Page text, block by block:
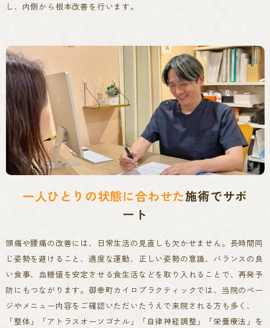
し、内側から根本改善を行います。
一人ひとりの状態に合わせた施術でサポ
ート
頭痛や腰痛の改善には、日常生活の見直しも欠かせません。長時間同
じ姿勢を避けること、適度な運動、正しい姿勢の意識、バランスの良
い食事、血糖値を安定させる食生活などを取り入れることで、再発予
防にもつながります。 御幸町カイロプラクティックでは、当院のペー
ジやメニュー内容をご確認いただいたうえで来院される方も多く、
「整体」「アトラスオーソゴナル」「自律神経調整」「栄養療法」を